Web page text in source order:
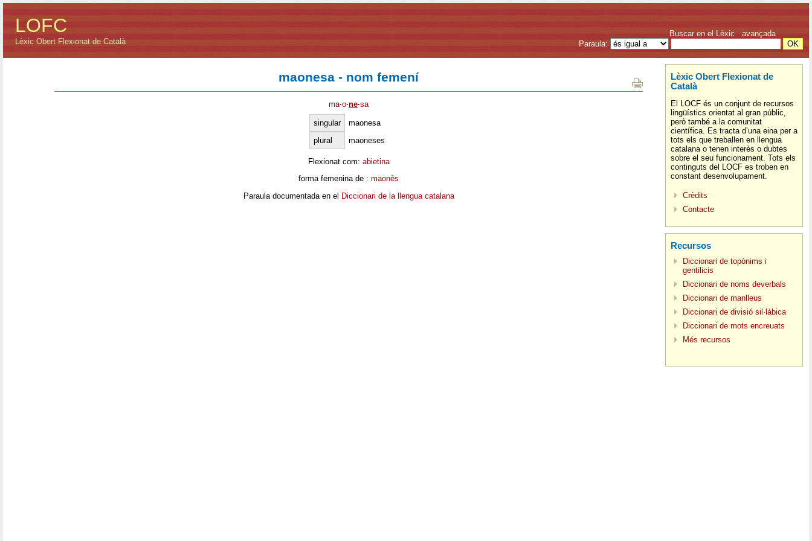
LOFC
Lèxic Obert Flexionat de Català
Buscar en el Lèxic avançada
Paraula:
maonesa - nom femení
ma·o·ne·sa
singular
maonesa
plural
maoneses
Flexionat com: abietina
forma femenina de : maonès
Paraula documentada en el Diccionari de la llengua catalana
Lèxic Obert Flexionat de
Català
El LOCF és un conjunt de recursos
lingüístics orientat al gran públic,
però també a la comunitat
científica. Es tracta d’una eina per a
tots els que treballen en llengua
catalana o tenen interès o dubtes
sobre el seu funcionament. Tots els
continguts del LOCF es troben en
constant desenvolupament.
Crèdits
Contacte
Recursos
Diccionari de topònims i
gentilicis
Diccionari de noms deverbals
Diccionari de manlleus
Diccionari de divisió sil·làbica
Diccionari de mots encreuats
Més recursos